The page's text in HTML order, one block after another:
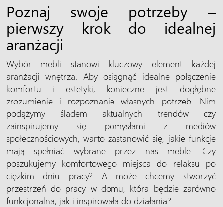
Poznaj swoje potrzeby –
pierwszy krok do idealnej
aranżacji
Wybór mebli stanowi kluczowy element każdej
aranżacji wnętrza. Aby osiągnąć idealne połączenie
komfortu i estetyki, konieczne jest dogłębne
zrozumienie i rozpoznanie własnych potrzeb. Nim
podążymy śladem aktualnych trendów czy
zainspirujemy się pomysłami z mediów
społecznościowych, warto zastanowić się, jakie funkcje
mają spełniać wybrane przez nas meble. Czy
poszukujemy komfortowego miejsca do relaksu po
ciężkim dniu pracy? A może chcemy stworzyć
przestrzeń do pracy w domu, która będzie zarówno
funkcjonalna, jak i inspirowała do działania?